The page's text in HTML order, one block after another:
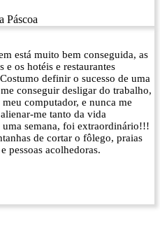
Páscoa
está muito bem conseguida, as
os hotéis e restaurantes
definir o sucesso de uma
conseguir desligar do trabalho,
computador, e nunca me
me tanto da vida
semana, foi extraordinário!!!
de cortar o fôlego, praias
pessoas acolhedoras.